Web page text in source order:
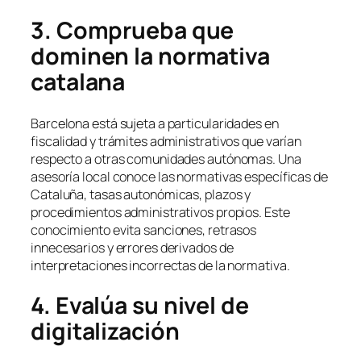
3. Comprueba que
dominen la normativa
catalana
Barcelona está sujeta a particularidades en
fiscalidad y trámites administrativos que varían
respecto a otras comunidades autónomas. Una
asesoría local conoce las normativas específicas de
Cataluña, tasas autonómicas, plazos y
procedimientos administrativos propios. Este
conocimiento evita sanciones, retrasos
innecesarios y errores derivados de
interpretaciones incorrectas de la normativa.
4. Evalúa su nivel de
digitalización